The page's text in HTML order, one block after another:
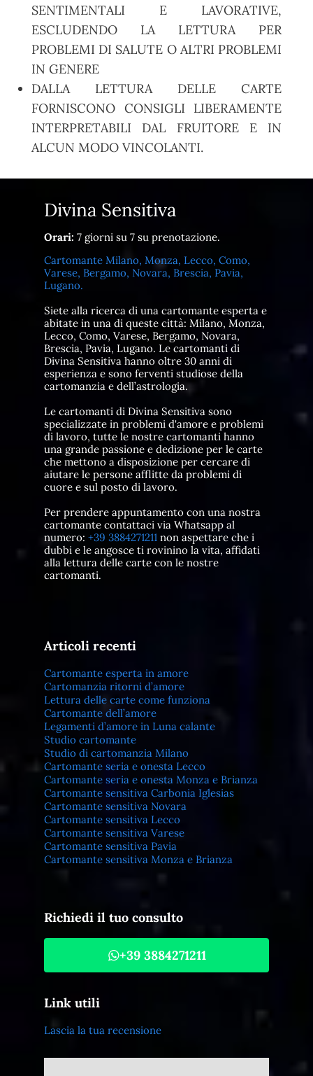
SENTIMENTALI E LAVORATIVE,
ESCLUDENDO LA LETTURA PER
PROBLEMI DI SALUTE O ALTRI PROBLEMI
IN GENERE
DALLA LETTURA DELLE CARTE
FORNISCONO CONSIGLI LIBERAMENTE
INTERPRETABILI DAL FRUITORE E IN
ALCUN MODO VINCOLANTI.
Divina Sensitiva
Orari: 7 giorni su 7 su prenotazione.
Cartomante Milano, Monza, Lecco, Como,
Varese, Bergamo, Novara, Brescia, Pavia,
Lugano.
Siete alla ricerca di una cartomante esperta e
abitate in una di queste città: Milano, Monza,
Lecco, Como, Varese, Bergamo, Novara,
Brescia, Pavia, Lugano. Le cartomanti di
Divina Sensitiva hanno oltre 30 anni di
esperienza e sono ferventi studiose della
cartomanzia e dell’astrologia.
Le cartomanti di Divina Sensitiva sono
specializzate in problemi d'amore e problemi
di lavoro, tutte le nostre cartomanti hanno
una grande passione e dedizione per le carte
che mettono a disposizione per cercare di
aiutare le persone afflitte da problemi di
cuore e sul posto di lavoro.
Per prendere appuntamento con una nostra
cartomante contattaci via Whatsapp al
numero: +39 3884271211non aspettare che i
dubbi e le angosce ti rovinino la vita, affidati
alla lettura delle carte con le nostre
cartomanti.
Articoli recenti
Cartomante esperta in amore
Cartomanzia ritorni d’amore
Lettura delle carte come funziona
Cartomante dell’amore
Legamenti d’amore in Luna calante
Studio cartomante
Studio di cartomanzia Milano
Cartomante seria e onesta Lecco
Cartomante seria e onesta Monza e Brianza
Cartomante sensitiva Carbonia Iglesias
Cartomante sensitiva Novara
Cartomante sensitiva Lecco
Cartomante sensitiva Varese
Cartomante sensitiva Pavia
Cartomante sensitiva Monza e Brianza
Richiedi il tuo consulto
+39 3884271211
Link utili
Lascia la tua recensione